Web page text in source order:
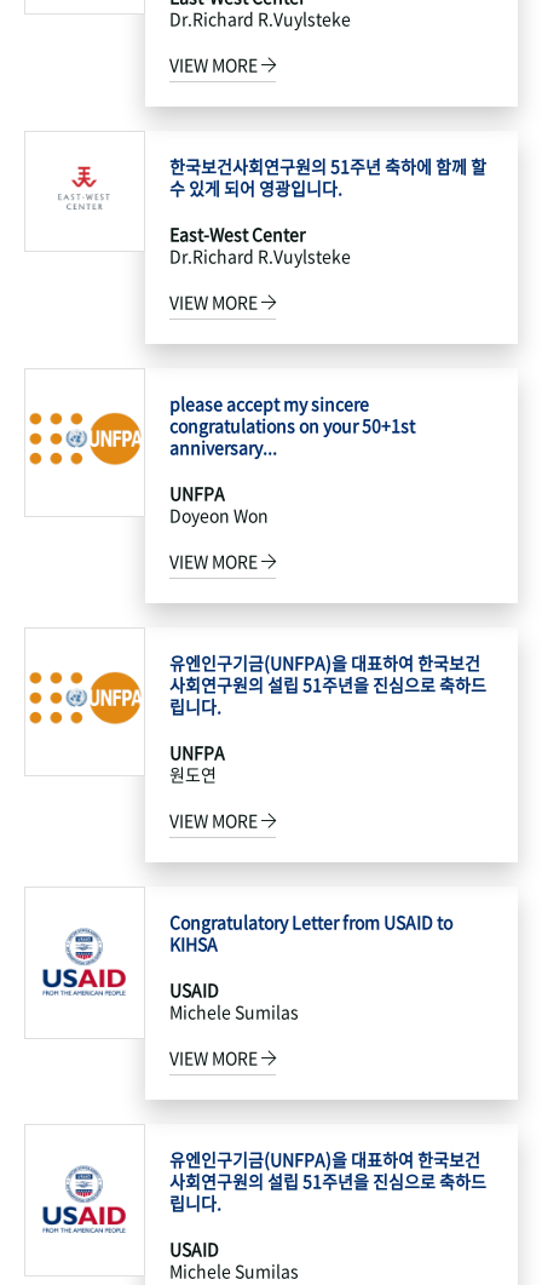
Dr.Richard R.Vuylsteke
VIEW MORE
한국보건사회연구원의 51주년 축하에 함께 할
수 있게 되어 영광입니다.
East-West Center
Dr.Richard R.Vuylsteke
VIEW MORE
please accept my sincere
congratulations on your 50+1st
anniversary...
UNFPA
Doyeon Won
VIEW MORE
유엔인구기금(UNFPA)을 대표하여 한국보건
사회연구원의 설립 51주년을 진심으로 축하드
립니다.
UNFPA
원도연
VIEW MORE
Congratulatory Letter from USAID to
KIHSA
USAID
Michele Sumilas
VIEW MORE
유엔인구기금(UNFPA)을 대표하여 한국보건
사회연구원의 설립 51주년을 진심으로 축하드
립니다.
USAID
Michele Sumilas